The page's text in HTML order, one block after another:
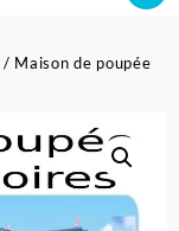
/ Maison de poupée